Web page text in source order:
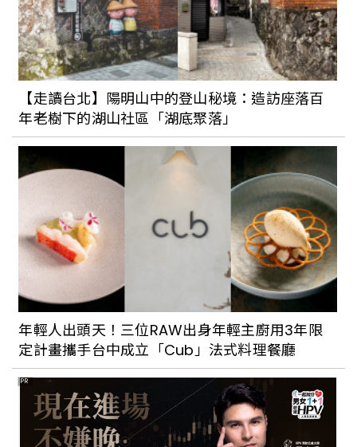
【走讀台北】陽明山中的登山秘境：造訪座落百
年老樹下的湖山社區「湖底聚落」
年輕人出頭天！三位RAW出身年輕主廚用3年限
定計畫攜手台中成立「Cub」法式料理餐廳
PR